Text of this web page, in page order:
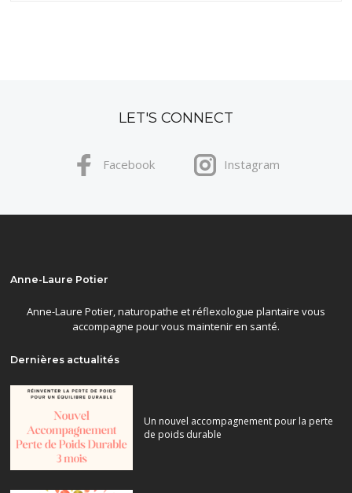
LET'S CONNECT
Facebook Instagram
Anne-Laure Potier
Anne-Laure Potier, naturopathe et réflexologue plantaire vous
accompagne pour vous maintenir en santé.
Dernières actualités
Un nouvel accompagnement pour la perte
de poids durable